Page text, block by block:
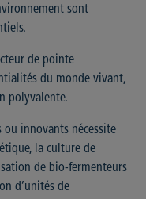
sont
de pointe
du monde vivant,
polyvalente.
ou innovants nécessite
la culture de
de bio-fermenteurs
d’unités de